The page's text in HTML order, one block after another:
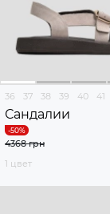
36 37 38 39 40 41
Сандалии
4368 грн
1 цвет